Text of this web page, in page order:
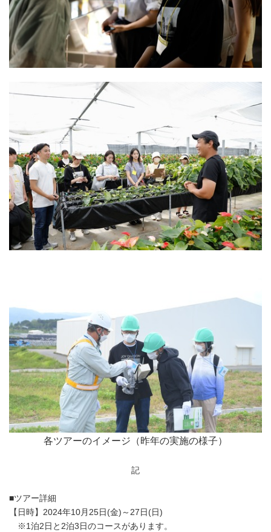
各ツアーのイメージ（昨年の実施の様子）
記
■ツアー詳細
【日時】2024年10月25日(金)～27日(日)
※1泊2日と2泊3日のコースがあります。